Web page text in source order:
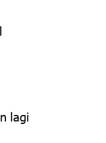
lagi